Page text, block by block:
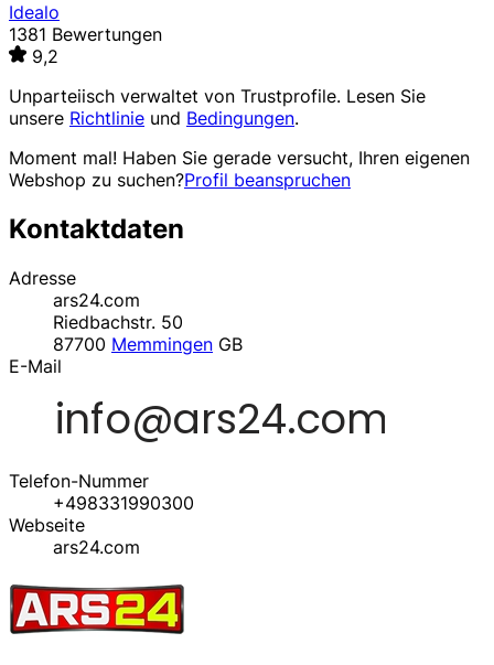
Idealo
1381 Bewertungen
9,2
Unparteiisch verwaltet von Trustprofile. Lesen Sie
unsere Richtlinie und Bedingungen.
Moment mal! Haben Sie gerade versucht, Ihren eigenen
Webshop zu suchen?Profil beanspruchen
Kontaktdaten
Adresse
ars24.com
Riedbachstr. 50
87700 Memmingen GB
E-Mail
Telefon-Nummer
+498331990300
Webseite
ars24.com